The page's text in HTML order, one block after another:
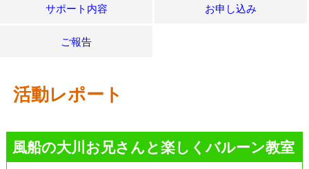
サポート内容 お申し込み
ご報告
活動レポート
風船の大川お兄さんと楽しくバルーン教室